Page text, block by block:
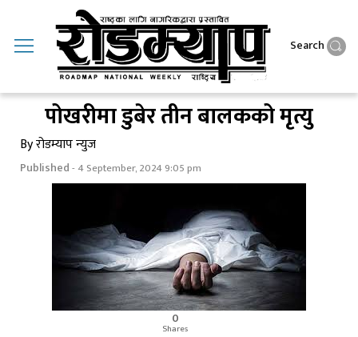
Search
पोखरीमा डुबेर तीन बालकको मृत्यु
By रोडम्याप न्युज
Published- 4 September, 2024 9:05 pm
0
Shares